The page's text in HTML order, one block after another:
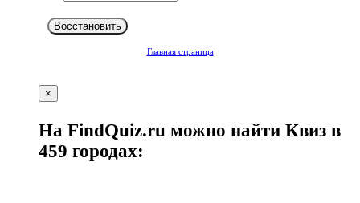
Восстановить
Главная страница
×
На FindQuiz.ru можно найти Квиз в
459 городах: